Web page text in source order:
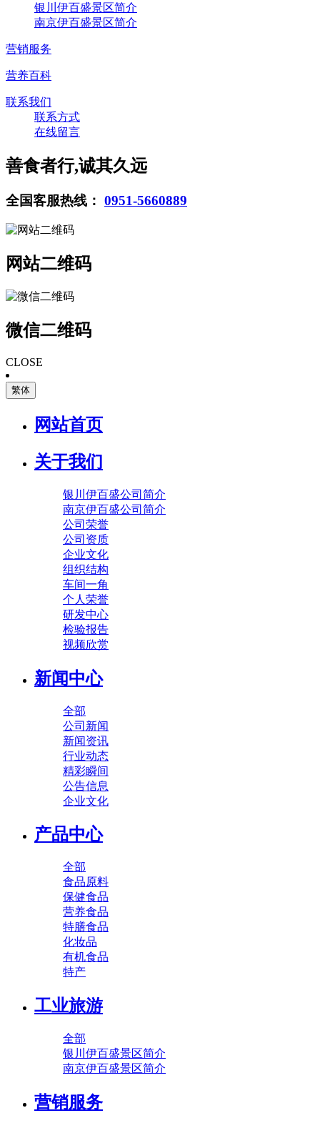
银川伊百盛景区简介
南京伊百盛景区简介
营销服务
营养百科
联系我们
联系方式
在线留言
善食者行,诚其久远
全国客服热线： 0951-5660889
网站二维码
微信二维码
CLOSE
繁体
网站首页
关于我们
银川伊百盛公司简介
南京伊百盛公司简介
公司荣誉
公司资质
企业文化
组织结构
车间一角
个人荣誉
研发中心
检验报告
视频欣赏
新闻中心
全部
公司新闻
新闻资讯
行业动态
精彩瞬间
公告信息
企业文化
产品中心
全部
食品原料
保健食品
营养食品
特膳食品
化妆品
有机食品
特产
工业旅游
全部
银川伊百盛景区简介
南京伊百盛景区简介
营销服务